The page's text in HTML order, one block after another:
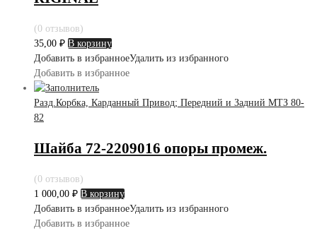
(0 отзывов)
35,00 ₽ В корзину
Добавить в избранноеУдалить из избранного
Добавить в избранное
Разд.Корбка, Карданный Привод; Передний и Задний МТЗ 80-
82
Шайба 72-2209016 опоры промеж.
(0 отзывов)
1 000,00 ₽ В корзину
Добавить в избранноеУдалить из избранного
Добавить в избранное